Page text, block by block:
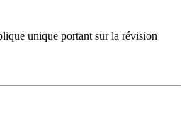
unique portant sur la révision